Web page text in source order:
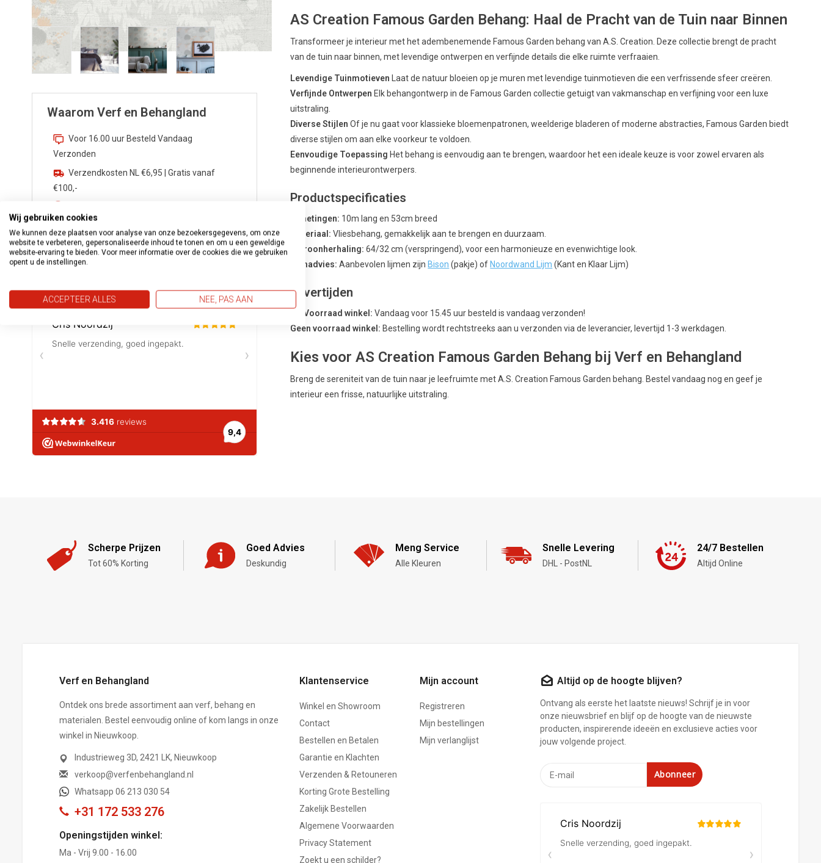
Waarom Verf en Behangland
Voor 16.00 uur Besteld Vandaag
Verzonden
Verzendkosten NL €6,95 | Gratis vanaf
€100,-
Vragen?info@verfenbehangland.nl
Whatsapp
AS Creation Famous Garden Behang: Haal de Pracht van de Tuin naar Binnen
Transformeer je interieur met het adembenemende Famous Garden behang van A.S. Creation. Deze collectie brengt de pracht
van de tuin naar binnen, met levendige ontwerpen en verfijnde details die elke ruimte verfraaien.
Levendige Tuinmotieven Laat de natuur bloeien op je muren met levendige tuinmotieven die een verfrissende sfeer creëren.
Verfijnde Ontwerpen Elk behangontwerp in de Famous Garden collectie getuigt van vakmanschap en verfijning voor een luxe
uitstraling.
Diverse Stijlen Of je nu gaat voor klassieke bloemenpatronen, weelderige bladeren of moderne abstracties, Famous Garden biedt
diverse stijlen om aan elke voorkeur te voldoen.
Eenvoudige Toepassing Het behang is eenvoudig aan te brengen, waardoor het een ideale keuze is voor zowel ervaren als
beginnende interieurontwerpers.
Productspecificaties
Afmetingen: 10m lang en 53cm breed
Materiaal: Vliesbehang, gemakkelijk aan te brengen en duurzaam.
Patroonherhaling: 64/32 cm (verspringend), voor een harmonieuze en evenwichtige look.
Lijmadvies: Aanbevolen lijmen zijn Bison (pakje) of Noordwand Lijm (Kant en Klaar Lijm)
Levertijden
Uit Voorraad winkel: Vandaag voor 15.45 uur besteld is vandaag verzonden!
Geen voorraad winkel: Bestelling wordt rechtstreeks aan u verzonden via de leverancier, levertijd 1-3 werkdagen.
Kies voor AS Creation Famous Garden Behang bij Verf en Behangland
Breng de sereniteit van de tuin naar je leefruimte met A.S. Creation Famous Garden behang. Bestel vandaag nog en geef je
interieur een frisse, natuurlijke uitstraling.
Scherpe Prijzen
Tot 60% Korting
Goed Advies
Deskundig
Meng Service
Alle Kleuren
Snelle Levering
DHL - PostNL
24/7 Bestellen
Altijd Online
Verf en Behangland
Ontdek ons brede assortiment aan verf, behang en
materialen. Bestel eenvoudig online of kom langs in onze
winkel in Nieuwkoop.
Industrieweg 3D, 2421 LK, Nieuwkoop
verkoop@verfenbehangland.nl
Whatsapp 06 213 030 54
+31 172 533 276
Openingstijden winkel:
Ma - Vrij 9.00 - 16.00
Klantenservice
Winkel en Showroom
Contact
Bestellen en Betalen
Garantie en Klachten
Verzenden & Retouneren
Korting Grote Bestelling
Zakelijk Bestellen
Algemene Voorwaarden
Privacy Statement
Zoekt u een schilder?
Mijn account
Registreren
Mijn bestellingen
Mijn verlanglijst
Altijd op de hoogte blijven?
Ontvang als eerste het laatste nieuws! Schrijf je in voor
onze nieuwsbrief en blijf op de hoogte van de nieuwste
producten, inspirerende ideeën en exclusieve acties voor
jouw volgende project.
Abonneer
Wij gebruiken cookies
We kunnen deze plaatsen voor analyse van onze bezoekersgegevens, om onze
website te verbeteren, gepersonaliseerde inhoud te tonen en om u een geweldige
website-ervaring te bieden. Voor meer informatie over de cookies die we gebruiken
opent u de instellingen.
ACCEPTEER ALLES NEE, PAS AAN